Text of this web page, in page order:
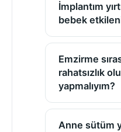
İmplantım
bebek
Emzirme
rahatsızlık
yapmalıyım?
Anne sütüm